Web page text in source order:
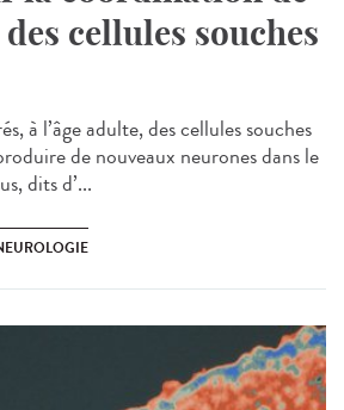
cellules souches
à l’âge adulte, des cellules souches
de nouveaux neurones dans le
dits d’...